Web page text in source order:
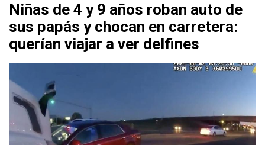
Niñas de 4 y 9 años roban auto de
sus papás y chocan en carretera:
querían viajar a ver delfines